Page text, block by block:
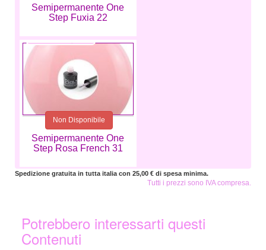
Semipermanente One
Step Fuxia 22
Semipermanente One
Step Rosa French 31
5,99 €
Non Disponibile
Spedizione gratuita in tutta italia con 25,00 € di spesa minima.
Tutti i prezzi sono IVA compresa.
Potrebbero interessarti questi
Contenuti